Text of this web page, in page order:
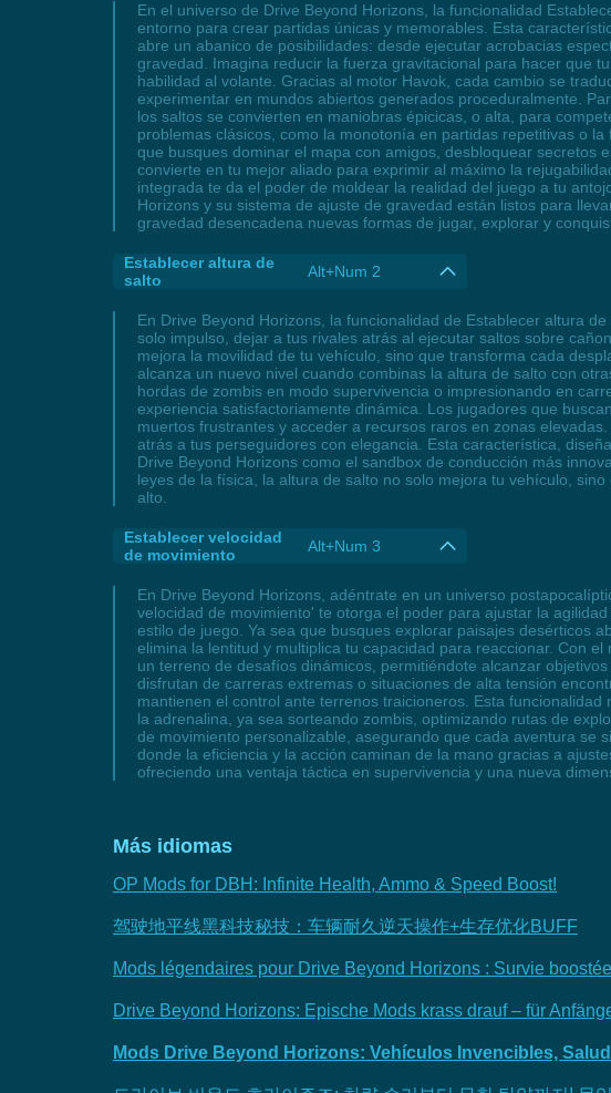
En el universo de Drive Beyond Horizons, la funcionalidad
entorno para crear partidas únicas y memorables. Esta
abre un abanico de posibilidades: desde ejecutar acrobacias
gravedad. Imagina reducir la fuerza gravitacional para hacer que
habilidad al volante. Gracias al motor Havok, cada cambio se
experimentar en mundos abiertos generados proceduralmente.
los saltos se convierten en maniobras épicicas, o alta, para
problemas clásicos, como la monotonía en partidas repetitivas o
que busques dominar el mapa con amigos, desbloquear secretos
convierte en tu mejor aliado para exprimir al máximo la
integrada te da el poder de moldear la realidad del juego a tu
Horizons y su sistema de ajuste de gravedad están listos para
gravedad desencadena nuevas formas de jugar, explorar y
Establecer altura de
salto
Alt+Num 2
En Drive Beyond Horizons, la funcionalidad de Establecer altura
solo impulso, dejar a tus rivales atrás al ejecutar saltos sobre
mejora la movilidad de tu vehículo, sino que transforma cada
alcanza un nuevo nivel cuando combinas la altura de salto con
hordas de zombis en modo supervivencia o impresionando en
experiencia satisfactoriamente dinámica. Los jugadores que
muertos frustrantes y acceder a recursos raros en zonas
atrás a tus perseguidores con elegancia. Esta característica,
Drive Beyond Horizons como el sandbox de conducción más
leyes de la física, la altura de salto no solo mejora tu vehículo,
alto.
Establecer velocidad
de movimiento
Alt+Num 3
En Drive Beyond Horizons, adéntrate en un universo
velocidad de movimiento' te otorga el poder para ajustar la
estilo de juego. Ya sea que busques explorar paisajes desérticos
elimina la lentitud y multiplica tu capacidad para reaccionar. Con
un terreno de desafíos dinámicos, permitiéndote alcanzar
disfrutan de carreras extremas o situaciones de alta tensión
mantienen el control ante terrenos traicioneros. Esta
la adrenalina, ya sea sorteando zombis, optimizando rutas de
de movimiento personalizable, asegurando que cada aventura se
donde la eficiencia y la acción caminan de la mano gracias a
ofreciendo una ventaja táctica en supervivencia y una nueva
Más idiomas
OP Mods for DBH: Infinite Health, Ammo & Speed Boost!
驾驶地平线黑科技秘技：车辆耐久逆天操作+生存优化BUFF
Mods légendaires pour Drive Beyond Horizons : Survie
Drive Beyond Horizons: Epische Mods krass drauf – für
Mods Drive Beyond Horizons: Vehículos Invencibles,